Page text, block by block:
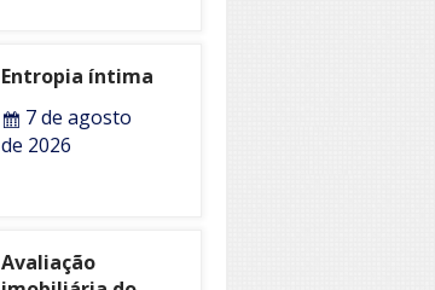
Entropia íntima
7 de agosto
de 2026
Avaliação